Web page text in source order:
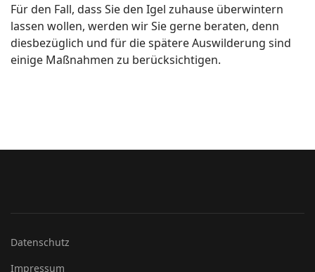
Für den Fall, dass Sie den Igel zuhause überwintern
lassen wollen, werden wir Sie gerne beraten, denn
diesbezüglich und für die spätere Auswilderung sind
einige Maßnahmen zu berücksichtigen.
Datenschutz
Impressum